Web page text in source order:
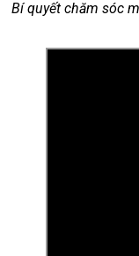
Bí quyết chăm sóc